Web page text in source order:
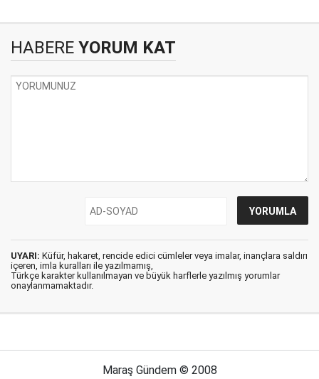
HABERE YORUM KAT
UYARI: Küfür, hakaret, rencide edici cümleler veya imalar, inançlara saldırı
içeren, imla kuralları ile yazılmamış,
Türkçe karakter kullanılmayan ve büyük harflerle yazılmış yorumlar
onaylanmamaktadır.
Maraş Gündem © 2008